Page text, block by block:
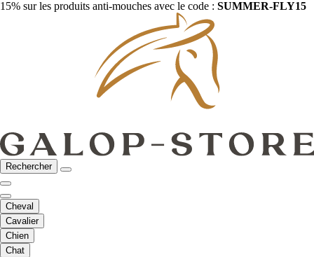
15% sur les produits anti-mouches avec le code : SUMMER-FLY15
Rechercher
Cheval
Cavalier
Chien
Chat